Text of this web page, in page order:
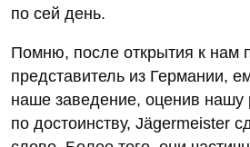
по сей день.
Помню, после открытия к нам
представитель из Германии,
наше заведение, оценив нашу
по достоинству, Jägermeister